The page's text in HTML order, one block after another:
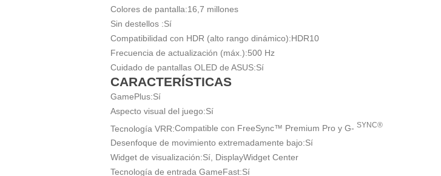
Colores de pantalla:16,7 millones
Sin destellos :Sí
Compatibilidad con HDR (alto rango dinámico):HDR10
Frecuencia de actualización (máx.):500 Hz
Cuidado de pantallas OLED de ASUS:Sí
CARACTERÍSTICAS
GamePlus:Sí
Aspecto visual del juego:Sí
Tecnología VRR:Compatible con FreeSync™ Premium Pro y G- SYNC®
Desenfoque de movimiento extremadamente bajo:Sí
Widget de visualización:Sí, DisplayWidget Center
Tecnología de entrada GameFast:Sí